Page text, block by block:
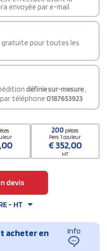
envoyée par e-mail.
gratuite pour toutes les
définie sur-mesure,
téléphone 0187653923
200 pièces
Pers. 1 couleur
€352,00
HT
devis
- HT
acheter en
Info